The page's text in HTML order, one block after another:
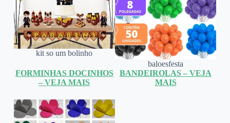
kit so um bolinho
baloesfesta
FORMINHAS DOCINHOS
– VEJA MAIS
BANDEIROLAS – VEJA
MAIS